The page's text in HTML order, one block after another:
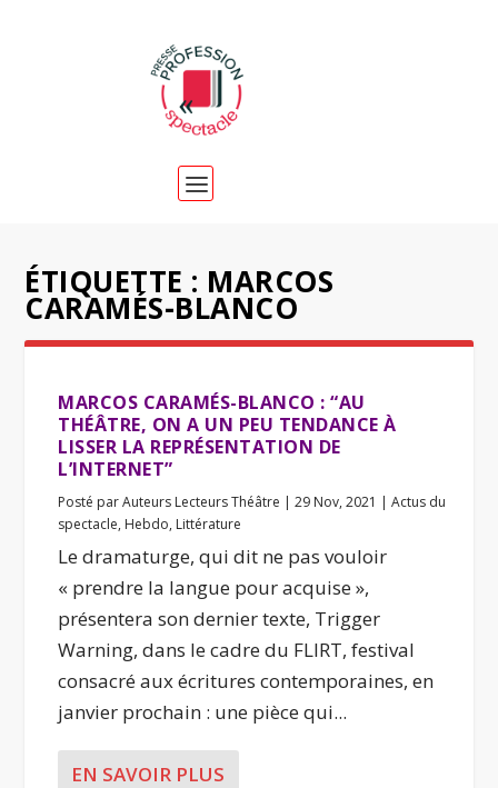
ÉTIQUETTE : MARCOS
CARAMÉS-BLANCO
MARCOS CARAMÉS-BLANCO : “AU
THÉÂTRE, ON A UN PEU TENDANCE À
LISSER LA REPRÉSENTATION DE
L’INTERNET”
Posté parAuteurs Lecteurs Théâtre |29 Nov, 2021 |Actus du
spectacle, Hebdo, Littérature
Le dramaturge, qui dit ne pas vouloir
« prendre la langue pour acquise »,
présentera son dernier texte, Trigger
Warning, dans le cadre du FLIRT, festival
consacré aux écritures contemporaines, en
janvier prochain : une pièce qui...
EN SAVOIR PLUS